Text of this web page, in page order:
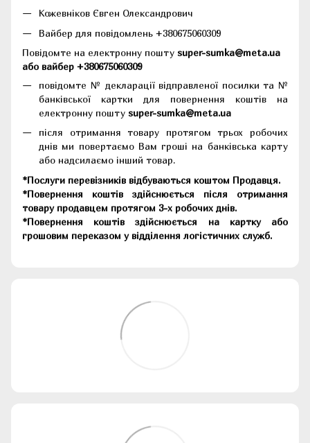
Кожевніков Євген Олександрович
Вайбер для повідомлень +380675060309
Повідомте на електронну пошту super-sumka@meta.ua
або вайбер +380675060309
повідомте № декларації відправленої посилки та №
банківської картки для повернення коштів на
електронну пошту super-sumka@meta.ua
після отримання товару протягом трьох робочих
днів ми повертаємо Вам гроші на банківська карту
або надсилаємо інший товар.
*Послуги перевізників відбуваються коштом Продавця.
*Повернення коштів здійснюється після отримання
товару продавцем протягом 3-х робочих днів.
*Повернення коштів здійснюється на картку або
грошовим переказом у відділення логістичних служб.